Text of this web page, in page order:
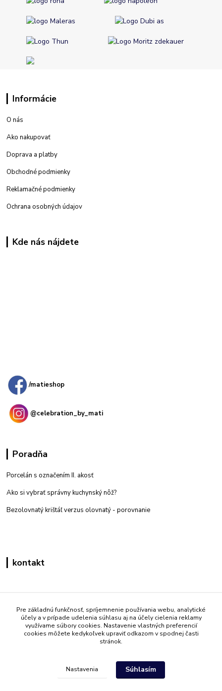
Informácie
O nás
Ako nakupovať
Doprava a platby
Obchodné podmienky
Reklamačné podmienky
Ochrana osobných údajov
Kde nás nájdete
/matieshop
@celebration_by_mati
Poradňa
Porcelán s označením II. akosť
Ako si vybrať správny kuchynský nôž?
Bezolovnatý krištáľ verzus olovnatý - porovnanie
kontakt
+421 908 861 051
(Po - Pia 7:30-15:30)
info@mati.sk
Pre základnú funkčnosť, spríjemnenie používania webu, analytické
účely a v prípade udelenia súhlasu aj na účely cielenia reklamy
využívame súbory cookies. Nastavenie vlastných preferencií
cookies môžete kedykoľvek upraviť odkazom v spodnej časti
stránok.
Nastavenia Súhlasím